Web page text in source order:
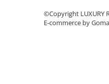
©Copyright LUXURY
E-commerce by